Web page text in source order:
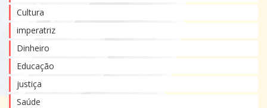
Cultura
imperatriz
Dinheiro
Educação
justiça
Saúde